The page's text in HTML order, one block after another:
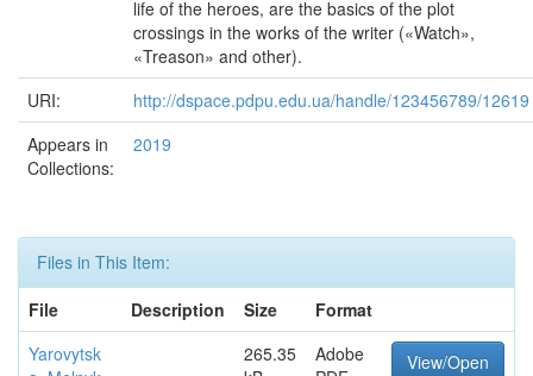
life of the heroes, are the basics of the plot
crossings in the works of the writer («Watch»,
«Treason» and other).
URI:
http://dspace.pdpu.edu.ua/handle/123456789/12619
Appears in
Collections:
2019
Files in This Item:
File
Description Size
Format
Yarovytsk
265.35
Adobe
View/Open